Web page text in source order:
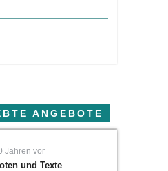
ANGEBOTE
Jahren vor
und Texte